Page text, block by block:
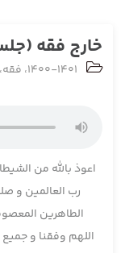
خارج فقه (جلسه70) سه‌شنبه
1400-1401، فقه،
اعوذ بالله من
رب العالمین و
الطاهرین
اللهم وفقنا و جمیع